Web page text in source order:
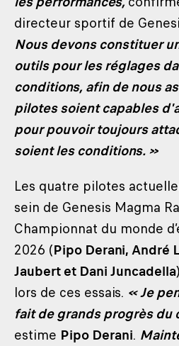
directeur sportif de
Nous devons constituer
outils pour les réglages
conditions, afin de nous
pilotes soient capables
pour pouvoir toujours
soient les conditions. »
Les quatre pilotes
sein de Genesis Magma
Championnat du monde
2026 (Pipo Derani, André
Jaubert et Dani Juncadella
lors de ces essais. « Je
fait de grands progrès du
estime Pipo Derani.